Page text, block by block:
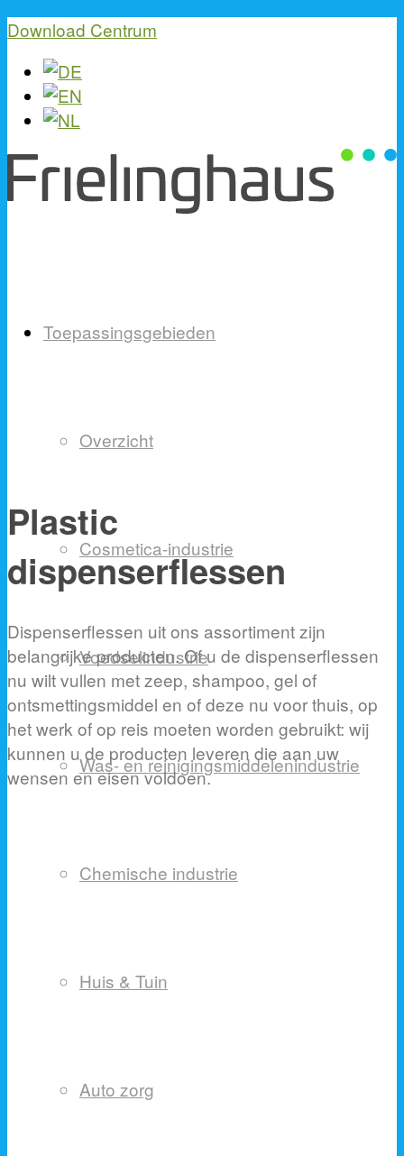
Download Centrum
Toepassingsgebieden
Overzicht
Cosmetica-industrie
Voedselindustrie
Was- en reinigingsmiddelenindustrie
Chemische industrie
Huis & Tuin
Auto zorg
Plastic
dispenserflessen
Dispenserflessen uit ons assortiment zijn
belangrijke producten. Of u de dispenserflessen
nu wilt vullen met zeep, shampoo, gel of
ontsmettingsmiddel en of deze nu voor thuis, op
het werk of op reis moeten worden gebruikt: wij
kunnen u de producten leveren die aan uw
wensen en eisen voldoen.